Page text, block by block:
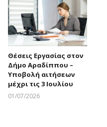
Θέσεις Εργασίας στον
Δήμο Αραδίππου –
Υποβολή αιτήσεων
μέχρι τις 3 Ιουλίου
01/07/2026